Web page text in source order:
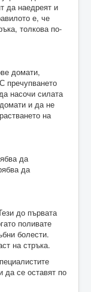
да наедреят и
е, че
толкова по-
домати,
пречупването
насочи силата
и да не
на
да
да
до първата
поливате
болести.
на стръка.
да се оставят по